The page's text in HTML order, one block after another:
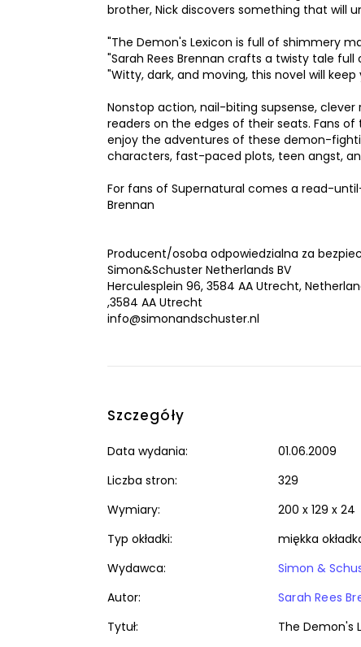
brother, Nick discovers something that will
"The Demon's Lexicon is full of shimmery
"Sarah Rees Brennan crafts a twisty tale full
"Witty, dark, and moving, this novel will
Nonstop action, nail-biting supsense,
readers on the edges of their seats. Fans
enjoy the adventures of these demon-
characters, fast-paced plots, teen angst,
For fans of Supernatural comes a read-
Brennan
Producent/osoba odpowiedzialna za
Simon&Schuster Netherlands BV
Herculesplein 96, 3584 AA Utrecht,
,3584 AA Utrecht
info@simonandschuster.nl
Szczegóły
Data wydania:
01.06.2009
Liczba stron:
329
Wymiary:
200 x 129 x 24
Typ okładki:
miękka
Wydawca:
Simon &
Autor:
Sarah Rees
Tytuł:
The Demon's